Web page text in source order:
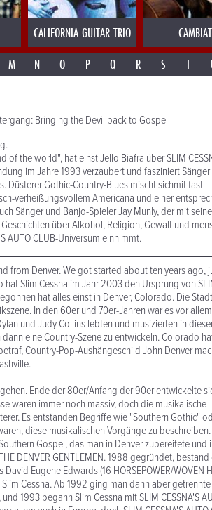
CALIFORNIA GUITAR TRIO
M N O P Q R S T
Bringing the Devil back to Gospel
the world", hat einst Jello Biafra über SLIM
im Jahre 1993 verzaubert und fasziniert Sänger
Düsterer Gothic-Country-Blues mischt sichmit fast
verheißungsvollem Americana und einer
Sänger und Banjo-Spieler Jay Munly, der mit
über Alkohol, Religion, Gewalt und
AUTO CLUB-Universum einnimmt.
from Denver. We got started about ten years ago,
Slim Cessna im Jahr 2003 den Ursprung von
hat alles einst in Denver, Colorado. Die
In den 60er und 70er-Jahren war es vor
und Judy Collins lebten und musizierten in
eine Country-Szene zu entwickeln. Colorado
Country-Pop-Aushängeschild John Denver
Ende der 80er/Anfang der 90er entwickelte
waren immer noch massiv, doch die musikalische
Es entstanden Begriffe wie "Southern Gothic"
diese musikalischen Vorgänge zu
Gospel, das man in Denver zubereitete und
DENVER GENTLEMEN. 1988 gegründet,
Eugene Edwards (16 HORSEPOWER/WOVEN
Cessna. Ab 1992 ging man dann aber
1993 begann Slim Cessna mit SLIM CESSNA'S